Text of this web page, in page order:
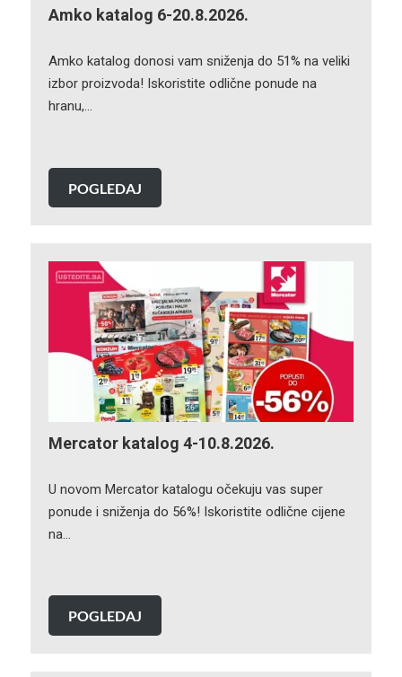
Amko katalog 6-20.8.2026.
Amko katalog donosi vam sniženja do 51% na veliki
izbor proizvoda! Iskoristite odlične ponude na
hranu,…
POGLEDAJ
Mercator katalog 4-10.8.2026.
U novom Mercator katalogu očekuju vas super
ponude i sniženja do 56%! Iskoristite odlične cijene
na…
POGLEDAJ